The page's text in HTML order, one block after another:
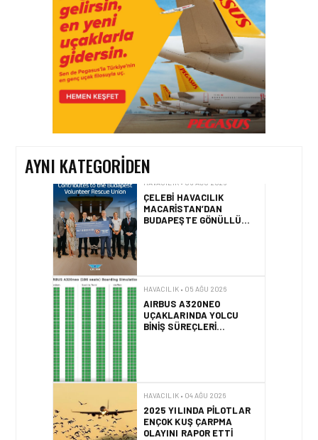
AYNI KATEGORIDEN
BIRINCISI
HAVACILIK • 05 AĞU 2026
YAKIT MALIYETLERINDEKI
YÜZDE 46’LIK ARTIŞA
KARŞI HANGI ÖNLEMLER
ALINIYOR?
HAVACILIK • 05 AĞU 2026
ÇELEBI HAVACILIK
MACARISTAN’DAN
BUDAPEŞTE GÖNÜLLÜ
HAVACILIK • 05 AĞU 2026
AIRBUS A320NEO
UÇAKLARINDA YOLCU
BINIŞ SÜREÇLERI
HAVACILIK • 04 AĞU 2026
2025 YILINDA PILOTLAR
ENÇOK KUŞ ÇARPMA
OLAYINI RAPOR ETTI